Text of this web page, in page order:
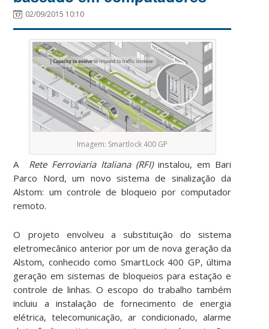
02/09/2015 10:10
Imagem: Smartlock 400 GP
A Rete Ferroviaria Italiana (RFI)instalou, em Bari
Parco Nord, um novo sistema de sinalização da
Alstom: um controle de bloqueio por computador
remoto.
O projeto envolveu a substituição do sistema
eletromecânico anterior por um de nova geração da
Alstom, conhecido como SmartLock 400 GP, última
geração em sistemas de bloqueios para estação e
controle de linhas. O escopo do trabalho também
incluiu a instalação de fornecimento de energia
elétrica, telecomunicação, ar condicionado, alarme